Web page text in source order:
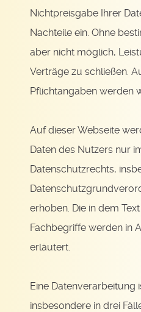
Nichtpreisgabe Ihrer
Nachteile ein. Ohne
aber nicht möglich,
Verträge zu schließen.
Pflichtangaben werden
Auf dieser Webseite
Daten des Nutzers nur
Datenschutzrechts,
erhoben. Die in dem
Fachbegriffe werden in
erläutert.
Eine Datenverarbeitung
insbesondere in drei